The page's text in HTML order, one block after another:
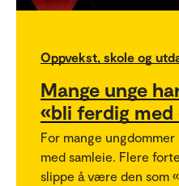
Oppvekst, skole og
Mange unge
«bli ferdig med
For mange
med samleie. Flere
slippe å være den som